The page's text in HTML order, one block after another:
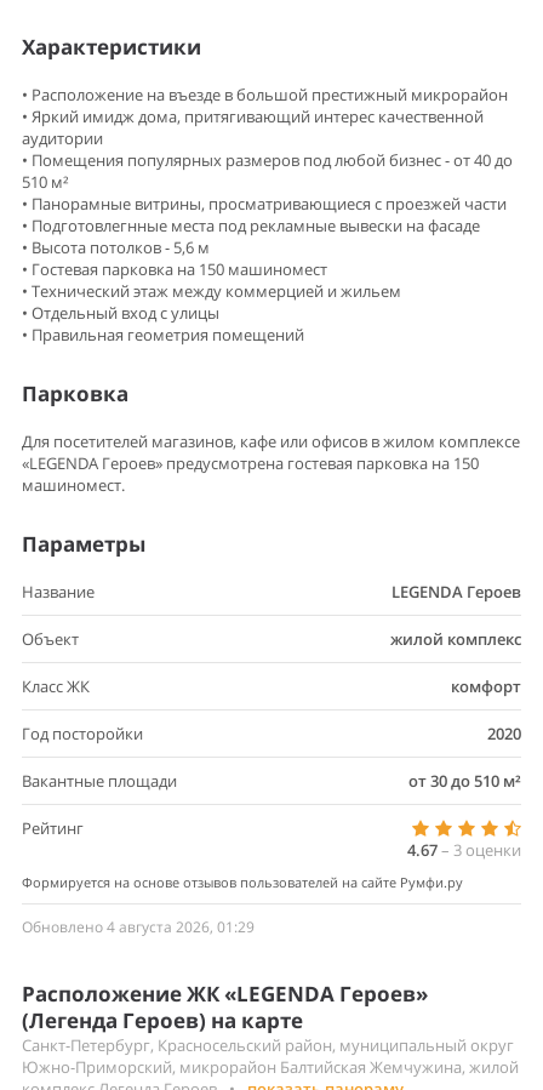
Характеристики
• Расположение на въезде в большой престижный микрорайон
• Яркий имидж дома, притягивающий интерес качественной
аудитории
• Помещения популярных размеров под любой бизнес - от 40 до
510 м²
• Панорамные витрины, просматривающиеся с проезжей части
• Подготовлегнные места под рекламные вывески на фасаде
• Высота потолков - 5,6 м
• Гостевая парковка на 150 машиномест
• Технический этаж между коммерцией и жильем
• Отдельный вход с улицы
• Правильная геометрия помещений
Парковка
Для посетителей магазинов, кафе или офисов в жилом комплексе
«LEGENDA Героев» предусмотрена гостевая парковка на 150
машиномест.
Параметры
Название LEGENDA Героев
Объект жилой комплекс
Класс ЖК комфорт
Год посторойки 2020
Вакантные площади от 30 до 510 м²
Рейтинг
4.67– 3 оценки
Формируется на основе отзывов пользователей на сайте Румфи.ру
Обновлено 4 августа 2026, 01:29
Расположение ЖК «LEGENDA Героев»
(Легенда Героев) на карте
Санкт-Петербург, Красносельский район, муниципальный округ
Южно-Приморский, микрорайон Балтийская Жемчужина, жилой